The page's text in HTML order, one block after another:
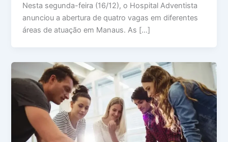
Nesta segunda-feira (16/12), o Hospital Adventista
anunciou a abertura de quatro vagas em diferentes
áreas de atuação em Manaus. As […]